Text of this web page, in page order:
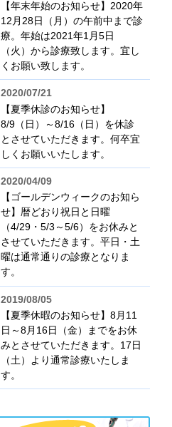
【年末年始のお知らせ】2020年
12月28日（月）の午前中まで診
療。年始は2021年1月5日
（火）から診療致します。宜し
くお願い致します。
2020/07/21
【夏季休診のお知らせ】
8/9（日）～8/16（日）を休診
とさせていただきます。何卒宜
しくお願いいたします。
2020/04/09
【ゴールデンウィークのお知ら
せ】暦どおり祝日と日曜
（4/29・5/3～5/6）をお休みと
させていただきます。平日・土
曜は通常通りの診療となりま
す。
2019/08/05
【夏季休暇のお知らせ】8月11
日～8月16日（金）までをお休
みとさせていただきます。17日
（土）より通常診療いたしま
す。